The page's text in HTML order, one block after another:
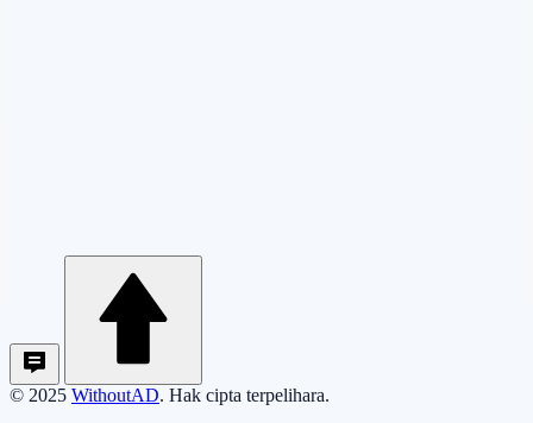
© 2025 WithoutAD. Hak cipta terpelihara.